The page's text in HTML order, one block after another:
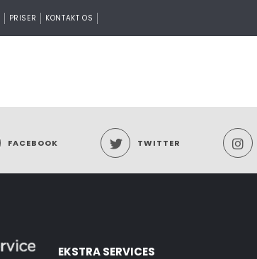
PRISER KONTAKT OS
FACEBOOK TWITTER
EKSTRA SERVICES